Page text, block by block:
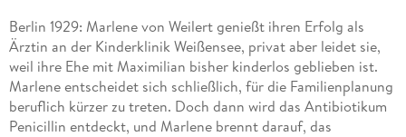
Berlin 1929: Marlene von Weilert genießt ihren Erfolg als
Ärztin an der Kinderklinik Weißensee, privat aber leidet sie,
weil ihre Ehe mit Maximilian bisher kinderlos geblieben ist.
Marlene entscheidet sich schließlich, für die Familienplanung
beruflich kürzer zu treten. Doch dann wird das Antibiotikum
Penicillin entdeckt, und Marlene brennt darauf, das